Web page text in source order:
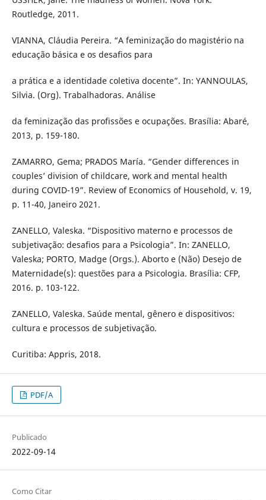
Routledge, 2011.
VIANNA, Cláudia Pereira. “A feminização do magistério na
educação básica e os desafios para
a prática e a identidade coletiva docente”. In: YANNOULAS,
Silvia. (Org). Trabalhadoras. Análise
da feminização das profissões e ocupações. Brasília: Abaré,
2013, p. 159-180.
ZAMARRO, Gema; PRADOS María. “Gender differences in
couples’ division of childcare, work and mental health
during COVID-19”. Review of Economics of Household, v. 19,
p. 11-40, Janeiro 2021.
ZANELLO, Valeska. “Dispositivo materno e processos de
subjetivação: desafios para a Psicologia”. In: ZANELLO,
Valeska; PORTO, Madge (Orgs.). Aborto e (Não) Desejo de
Maternidade(s): questões para a Psicologia. Brasília: CFP,
2016. p. 103-122.
ZANELLO, Valeska. Saúde mental, gênero e dispositivos:
cultura e processos de subjetivação.
Curitiba: Appris, 2018.
PDF/A
Publicado
2022-09-14
Como Citar